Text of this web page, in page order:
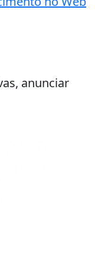
anunciar